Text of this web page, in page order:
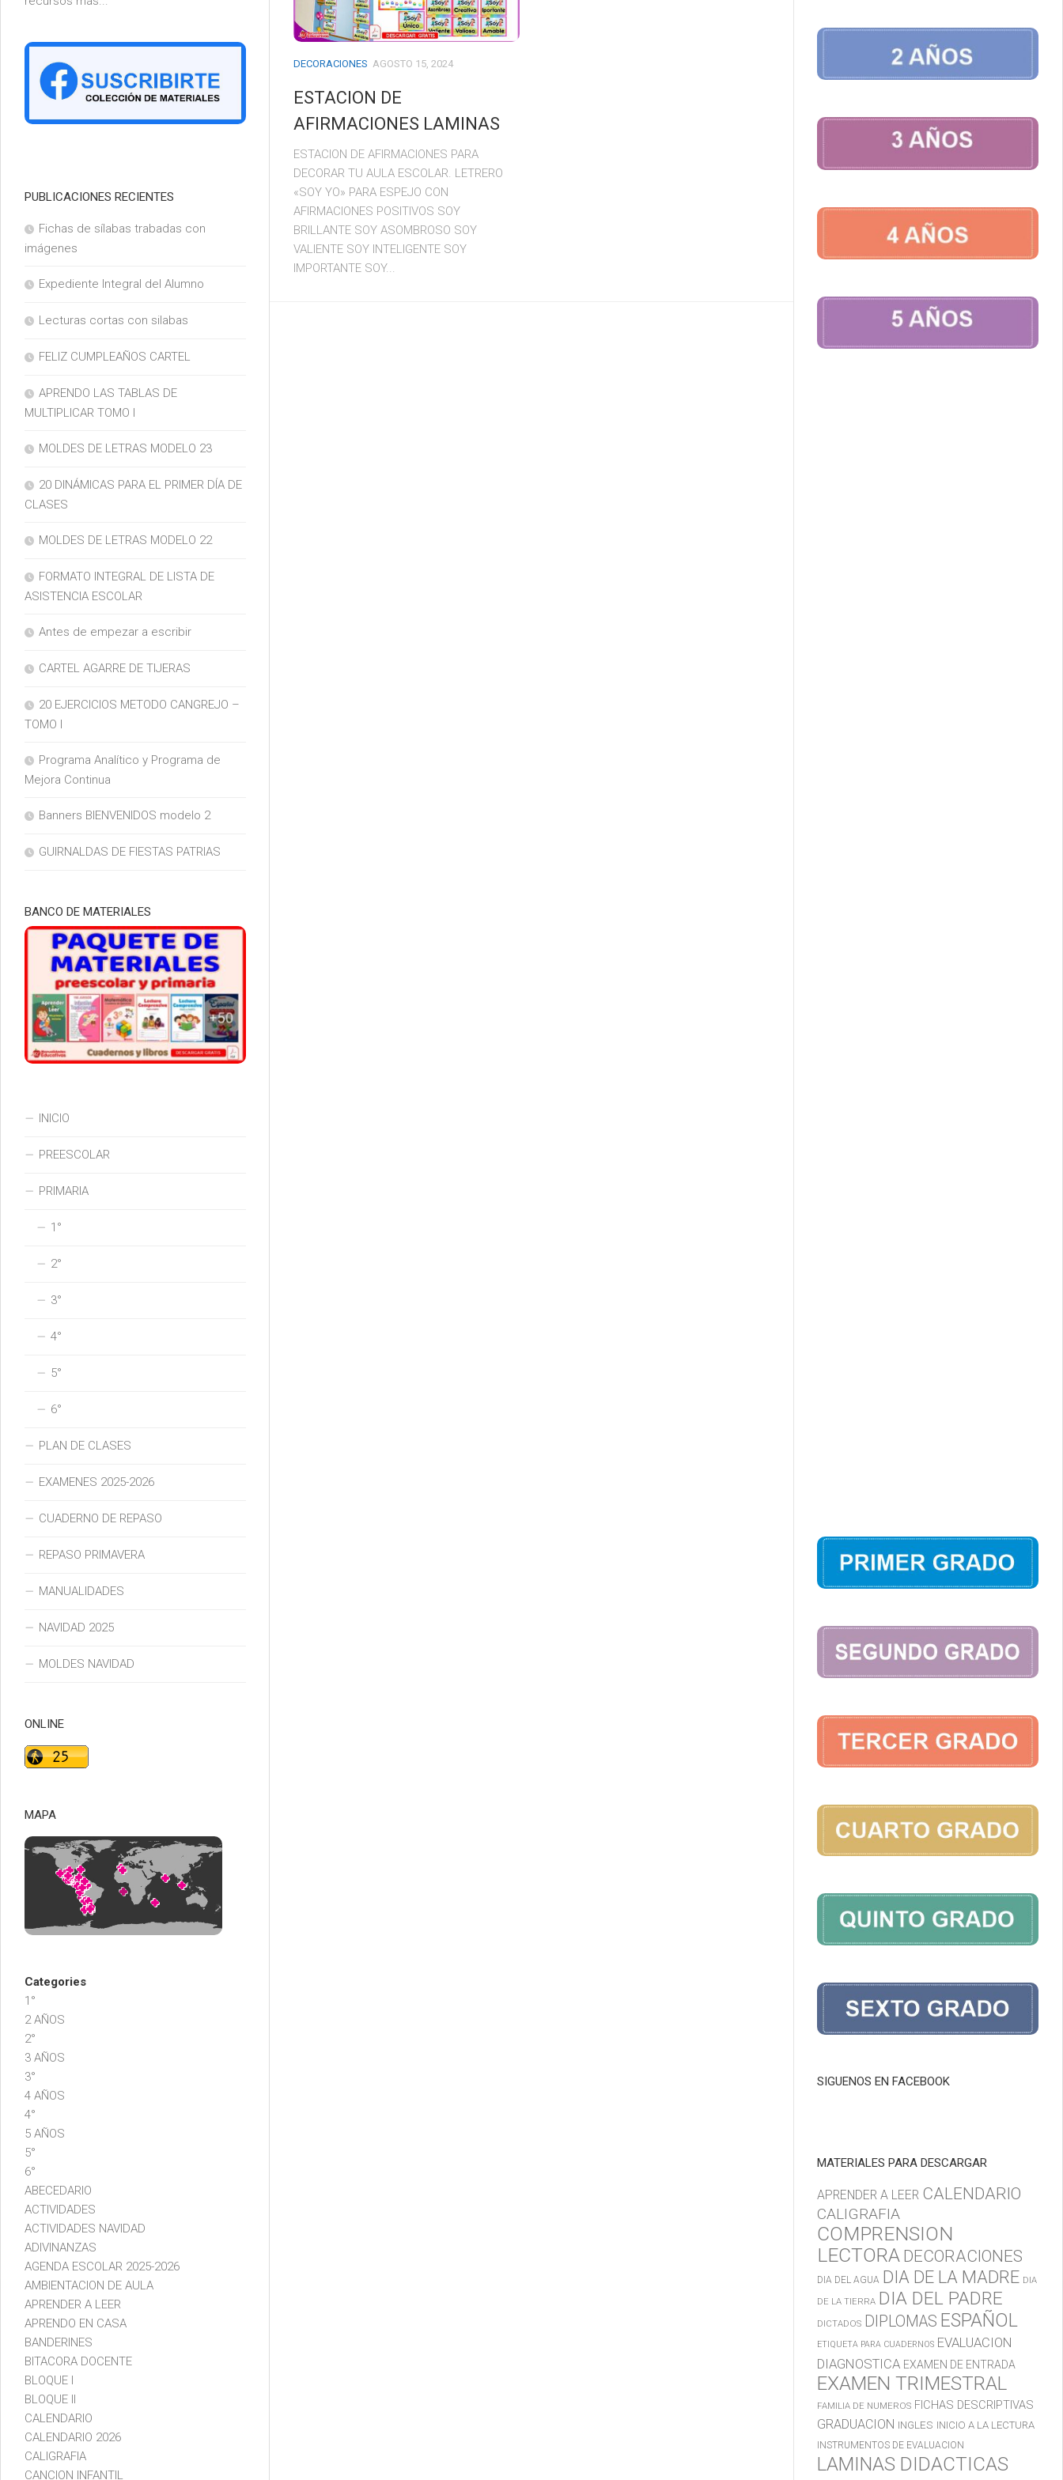
DECORACIONES AGOSTO 15, 2024
ESTACION DE
AFIRMACIONES LAMINAS
ESTACION DE AFIRMACIONES PARA
DECORAR TU AULA ESCOLAR. LETRERO
«SOY YO» PARA ESPEJO CON
AFIRMACIONES POSITIVOS SOY
BRILLANTE SOY ASOMBROSO SOY
VALIENTE SOY INTELIGENTE SOY
IMPORTANTE SOY...
PUBLICACIONES RECIENTES
Fichas de sílabas trabadas con
imágenes
Expediente Integral del Alumno
Lecturas cortas con silabas
FELIZ CUMPLEAÑOS CARTEL
APRENDO LAS TABLAS DE
MULTIPLICAR TOMO I
MOLDES DE LETRAS MODELO 23
20 DINÁMICAS PARA EL PRIMER DÍA DE
CLASES
MOLDES DE LETRAS MODELO 22
FORMATO INTEGRAL DE LISTA DE
ASISTENCIA ESCOLAR
Antes de empezar a escribir
CARTEL AGARRE DE TIJERAS
20 EJERCICIOS METODO CANGREJO –
TOMO I
Programa Analítico y Programa de
Mejora Continua
Banners BIENVENIDOS modelo 2
GUIRNALDAS DE FIESTAS PATRIAS
BANCO DE MATERIALES
INICIO
PREESCOLAR
PRIMARIA
1°
2°
3°
4°
5°
6°
PLAN DE CLASES
EXAMENES 2025-2026
CUADERNO DE REPASO
REPASO PRIMAVERA
MANUALIDADES
NAVIDAD 2025
MOLDES NAVIDAD
ONLINE
MAPA
Categories
1°
2 AÑOS
2°
3 AÑOS
3°
4 AÑOS
4°
5 AÑOS
5°
6°
ABECEDARIO
ACTIVIDADES
ACTIVIDADES NAVIDAD
ADIVINANZAS
AGENDA ESCOLAR 2025-2026
AMBIENTACION DE AULA
APRENDER A LEER
APRENDO EN CASA
BANDERINES
BITACORA DOCENTE
BLOQUE I
BLOQUE II
CALENDARIO
CALENDARIO 2026
CALIGRAFIA
CANCION INFANTIL
SIGUENOS EN FACEBOOK
MATERIALES PARA DESCARGAR
APRENDER A LEER CALENDARIO
CALIGRAFIA
COMPRENSION
LECTORA DECORACIONES
DIA DEL AGUA DIA DE LA MADRE DIA
DE LA TIERRA DIA DEL PADRE
DICTADOS DIPLOMAS ESPAÑOL
ETIQUETA PARA CUADERNOS EVALUACION
DIAGNOSTICA EXAMEN DE ENTRADA
EXAMEN TRIMESTRAL
FAMILIA DE NUMEROS FICHAS DESCRIPTIVAS
GRADUACION INGLES INICIO A LA LECTURA
INSTRUMENTOS DE EVALUACION
LAMINAS DIDACTICAS